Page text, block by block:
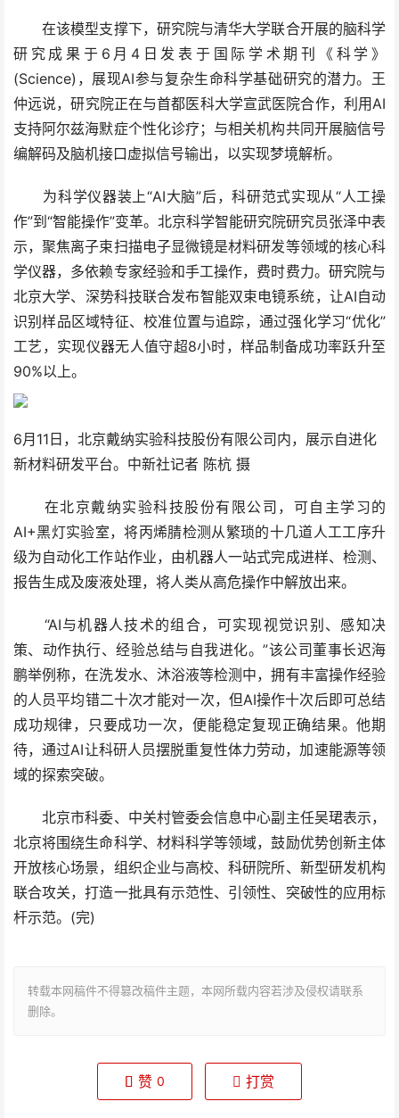
在该模型支撑下，研究院与清华大学联合开展的脑科学
研究成果于6月4日发表于国际学术期刊《科学》
(Science)，展现AI参与复杂生命科学基础研究的潜力。王
仲远说，研究院正在与首都医科大学宣武医院合作，利用AI
支持阿尔兹海默症个性化诊疗；与相关机构共同开展脑信号
编解码及脑机接口虚拟信号输出，以实现梦境解析。
为科学仪器装上“AI大脑”后，科研范式实现从“人工操
作”到“智能操作”变革。北京科学智能研究院研究员张泽中表
示，聚焦离子束扫描电子显微镜是材料研发等领域的核心科
学仪器，多依赖专家经验和手工操作，费时费力。研究院与
北京大学、深势科技联合发布智能双束电镜系统，让AI自动
识别样品区域特征、校准位置与追踪，通过强化学习“优化”
工艺，实现仪器无人值守超8小时，样品制备成功率跃升至
90%以上。
6月11日，北京戴纳实验科技股份有限公司内，展示自进化
新材料研发平台。中新社记者 陈杭 摄
在北京戴纳实验科技股份有限公司，可自主学习的
AI+黑灯实验室，将丙烯腈检测从繁琐的十几道人工工序升
级为自动化工作站作业，由机器人一站式完成进样、检测、
报告生成及废液处理，将人类从高危操作中解放出来。
“AI与机器人技术的组合，可实现视觉识别、感知决
策、动作执行、经验总结与自我进化。”该公司董事长迟海
鹏举例称，在洗发水、沐浴液等检测中，拥有丰富操作经验
的人员平均错二十次才能对一次，但AI操作十次后即可总结
成功规律，只要成功一次，便能稳定复现正确结果。他期
待，通过AI让科研人员摆脱重复性体力劳动，加速能源等领
域的探索突破。
北京市科委、中关村管委会信息中心副主任吴珺表示，
北京将围绕生命科学、材料科学等领域，鼓励优势创新主体
开放核心场景，组织企业与高校、科研院所、新型研发机构
联合攻关，打造一批具有示范性、引领性、突破性的应用标
杆示范。(完)
转载本网稿件不得篡改稿件主题，本网所载内容若涉及侵权请联系
删除。
赞 0 打赏